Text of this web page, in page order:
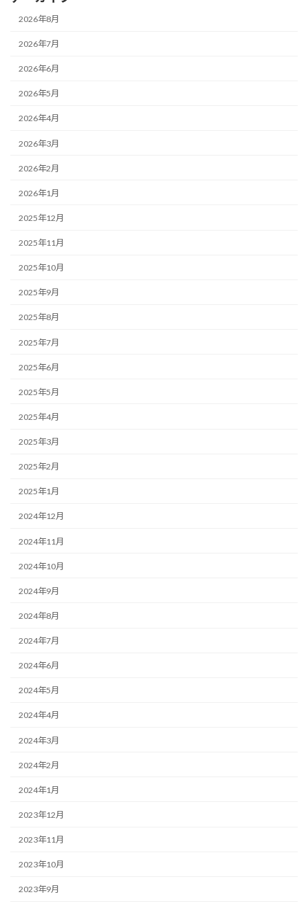
2026年8月
2026年7月
2026年6月
2026年5月
2026年4月
2026年3月
2026年2月
2026年1月
2025年12月
2025年11月
2025年10月
2025年9月
2025年8月
2025年7月
2025年6月
2025年5月
2025年4月
2025年3月
2025年2月
2025年1月
2024年12月
2024年11月
2024年10月
2024年9月
2024年8月
2024年7月
2024年6月
2024年5月
2024年4月
2024年3月
2024年2月
2024年1月
2023年12月
2023年11月
2023年10月
2023年9月